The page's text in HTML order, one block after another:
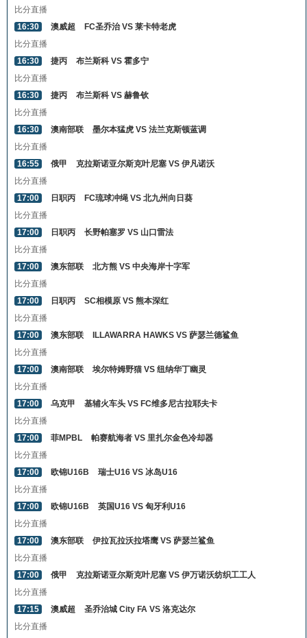
比分直播
16:30
澳威超
FC圣乔治 VS 莱卡特老虎
比分直播
16:30
捷丙
布兰斯科 VS 霍多宁
比分直播
16:30
捷丙
布兰斯科 VS 赫鲁钦
比分直播
16:30
澳南部联
墨尔本猛虎 VS 法兰克斯顿蓝调
比分直播
16:55
俄甲
克拉斯诺亚尔斯克叶尼塞 VS 伊凡诺沃
比分直播
17:00
日职丙
FC琉球冲绳 VS 北九州向日葵
比分直播
17:00
日职丙
长野帕塞罗 VS 山口雷法
比分直播
17:00
澳东部联
北方熊 VS 中央海岸十字军
比分直播
17:00
日职丙
SC相模原 VS 熊本深红
比分直播
17:00
澳东部联
ILLAWARRA HAWKS VS 萨瑟兰德鲨鱼
比分直播
17:00
澳南部联
埃尔特姆野猫 VS 纽纳华丁幽灵
比分直播
17:00
乌克甲
基辅火车头 VS FC维多尼古拉耶夫卡
比分直播
17:00
菲MPBL
帕赛航海者 VS 里扎尔金色冷却器
比分直播
17:00
欧锦U16B
瑞士U16 VS 冰岛U16
比分直播
17:00
欧锦U16B
英国U16 VS 匈牙利U16
比分直播
17:00
澳东部联
伊拉瓦拉沃拉塔鹰 VS 萨瑟兰鲨鱼
比分直播
17:00
俄甲
克拉斯诺亚尔斯克叶尼塞 VS 伊万诺沃纺织工工人
比分直播
17:15
澳威超
圣乔治城 City FA VS 洛克达尔
比分直播